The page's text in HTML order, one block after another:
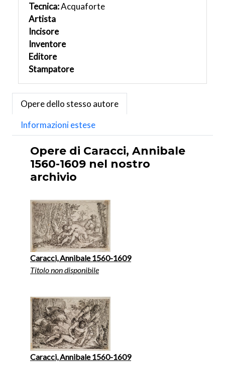
Tecnica:Acquaforte
Artista
Incisore
Inventore
Editore
Stampatore
Opere dello stesso autore
Informazioni estese
Opere di Caracci, Annibale
1560-1609 nel nostro
archivio
Caracci, Annibale 1560-1609
Titolo non disponibile
Caracci, Annibale 1560-1609